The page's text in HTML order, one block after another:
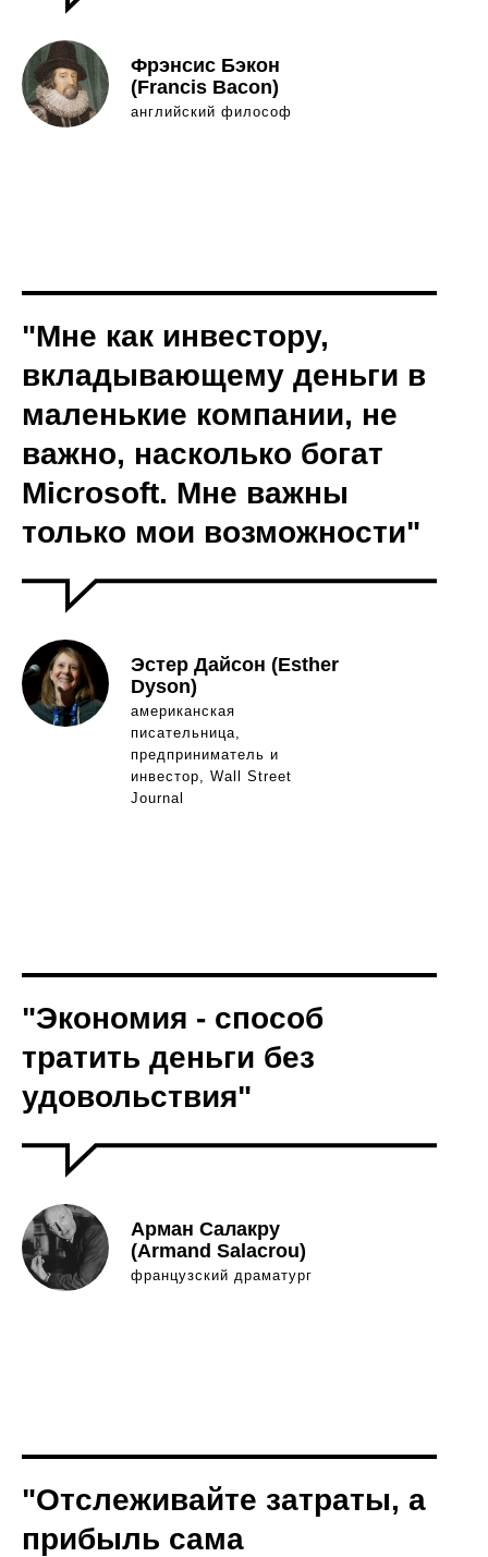
Фрэнсис Бэкон
(Francis Bacon)
английский философ
"Мне как инвестору,
вкладывающему деньги в
маленькие компании, не
важно, насколько богат
Microsoft. Мне важны
только мои возможности"
Эстер Дайсон (Esther
Dyson)
американская
писательница,
предприниматель и
инвестор, Wall Street
Journal
"Экономия - способ
тратить деньги без
удовольствия"
Арман Салакру
(Armand Salacrou)
французский драматург
"Отслеживайте затраты, а
прибыль сама